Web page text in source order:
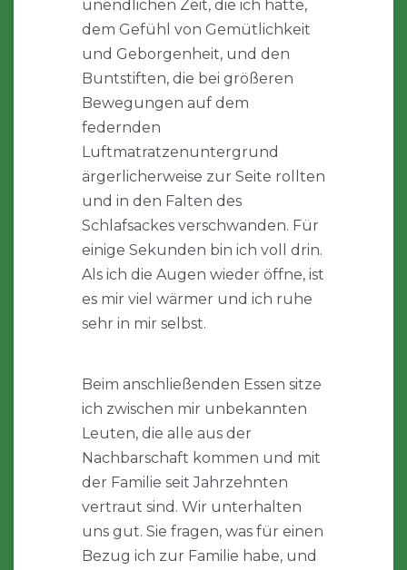
unendlichen Zeit, die ich hatte,
dem Gefühl von Gemütlichkeit
und Geborgenheit, und den
Buntstiften, die bei größeren
Bewegungen auf dem
federnden
Luftmatratzenuntergrund
ärgerlicherweise zur Seite rollten
und in den Falten des
Schlafsackes verschwanden. Für
einige Sekunden bin ich voll drin.
Als ich die Augen wieder öffne, ist
es mir viel wärmer und ich ruhe
sehr in mir selbst.
Beim anschließenden Essen sitze
ich zwischen mir unbekannten
Leuten, die alle aus der
Nachbarschaft kommen und mit
der Familie seit Jahrzehnten
vertraut sind. Wir unterhalten
uns gut. Sie fragen, was für einen
Bezug ich zur Familie habe, und